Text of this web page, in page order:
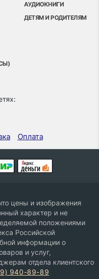
АУДИОКНИГИ
ДЕТЯМ И РОДИТЕЛЯМ
Оплата
цены и изображения
характер и не
положениями
Российской
информации о
и услуг,
отдела клиентского
940-89-89